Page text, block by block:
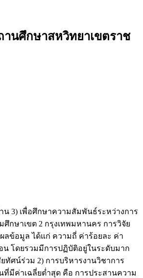
านศึกษาสหวิทยาเขตราช
3) เพื่อศึกษาความสัมพันธ์ระหว่างการ
กษาเขต 2 กรุงเทพมหานคร การวิจัย
ลข้อมูล ได้แก่ ความถี่ ค่าร้อยละ ค่า
น โดยรวมมีการปฏิบัติอยู่ในระดับมาก
ศน์ร่วม 2) การบริหารงานวิชาการ
ที่มีค่าเฉลี่ยต่ำสุด คือ การประสานความ